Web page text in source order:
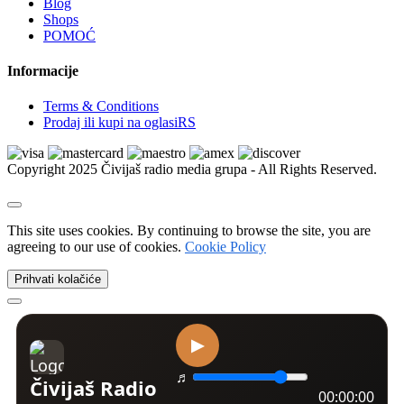
Xbox | Delovi i oprema
Nintendo
Sega | Igrice
Sega | Delovi i oprema
Figurice i knjige
VR naočare
Ostalo
Kućne ptice
Mačke
Ribice
Izgubljeni i nađeni ljubimci
Akvarijumi i oprema
Dekoracija i biljke
Morska akvaristika
Četke, makaze i trimeri
Shops
POMOĆ
Informacije
Terms & Conditions
Prodaj ili kupi na oglasiRS
Copyright 2025 Čivijaš radio media grupa - All Rights Reserved.
This site uses cookies. By continuing to browse the site, you are
agreeing to our use of cookies. Cookie Policy
Prihvati kolačiće